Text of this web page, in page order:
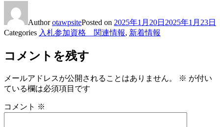
AuthorotawpsitePosted on 2025年1月20日 2025年1月23日
Categories 入札参加資格 関連情報, 新着情報
コメントを残す
メールアドレスが公開されることはありません。 ※ が付い
ている欄は必須項目です
コメント ※